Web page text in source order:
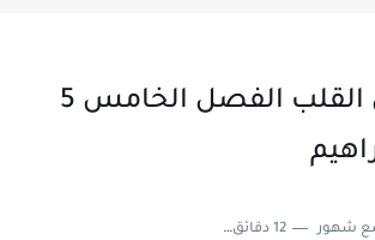
رواية أسرى القلب الفصل الخامس 5
شهور 12 دقائق للقراءة